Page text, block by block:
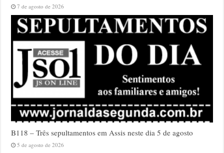
7 de agosto de 2026
B118 – Três sepultamentos em Assis neste dia 5 de agosto
5 de agosto de 2026